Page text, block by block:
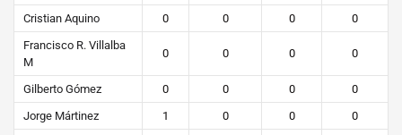
Cristian Aquino 0 0 0
0
Francisco R. Villalba
M
0 0 0 0
Gilberto Gómez 0 0 0
0
Jorge Mártinez
1 0 0
0